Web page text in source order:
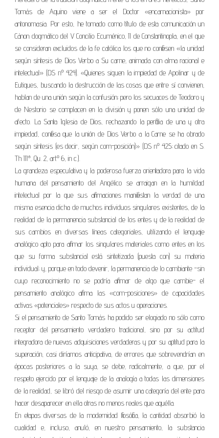
Tomás de Aquino viene a ser el Doctor «encarnacionista» por
antonomasia. Por esto, he tomado como título de esta comunicación un
Cánon dogmático del V Concilio Ecuménico, II de Constantinopla, en el que
se consideran excluidos de la fe católica los que no confiesen «la unidad
según síntesis de Dios Verbo a Su carne, animada con alma racional e
intelectual» (DS nº 424). «Quienes siguen la impiedad de Apolinar y de
Eutiques, buscando la destrucción de las cosas que entre sí convienen,
hablan de una unión según la confusión; pero los secuaces de Teodoro y
de Nestorio se complacen en la división y ponen sólo una unidad de
afecto. La Santa Iglesia de Dios, rechazando la perfidia de una y otra
impiedad, confiesa que la unión de Dios Verbo a la Carne se ha obrado
según síntesis (es decir, según com-posición)» (DS nº 425; citado en S.
Th IIIª, Qu. 2, artº 6, in c.).
La grandeza especulativa y la poderosa fuerza orientadora para la vida
humana del pensamiento del Angélico se arraigan en la humildad
intelectual por la que sus afirmaciones manifiestan la verdad de una
misma esencia dicha de muchos individuos singulares existentes, de la
realidad de la permanencia substancial de los entes y de la realidad de
sus cambios en diversas líneas categoriales, utilizando el lenguaje
analógico apto para afirmar los singulares materiales como entes en los
que su forma substancial está sintetizada (puesta con) su materia
individual; y, porque en todo devenir, la permanencia de lo cambiante -sin
cuyo reconocimiento no se podría afirmar de algo que cambie- el
pensamiento analógico afirma las «com-posiciones» de capacidades
activas «potenciales» respecto de sus actos u operaciones.
Si el pensamiento de Santo Tomás ha podido ser elogiado no sólo como
receptor del pensamiento verdadero tradicional, sino por su actitud
integradora de nuevas adquisiciones verdaderas y por su aptitud para la
superación, casi diríamos anticipativa, de errores que sobrevendrían en
épocas posteriores a la suya, se debe, radicalmente, a que, por el
respeto ejercido por el lenguaje de la analogía a todas las dimensiones
de la realidad, se libró del riesgo de asumir una categoría del ente para
hacer desaparecer en ella otras no menos reales que aquélla.
En etapas diversas de la modernidad filosófica, la cantidad absorbió la
cualidad e, incluso, anuló, en nuestro pensamiento, la substancia